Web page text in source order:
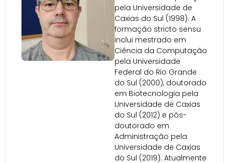
pela Universidade de
Caxias do Sul (1998). A
formação stricto sensu
inclui mestrado em
Ciência da Computação
pela Universidade
Federal do Rio Grande
do Sul (2000), doutorado
em Biotecnologia pela
Universidade de Caxias
do Sul (2012) e pós-
doutorado em
Administração pela
Universidade de Caxias
do Sul (2019). Atualmente